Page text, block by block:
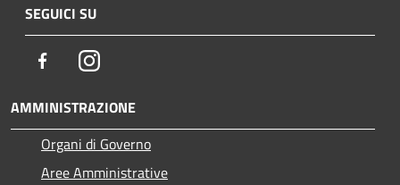
SEGUICI SU
FacebookInstagram
AMMINISTRAZIONE
Organi di Governo
Aree Amministrative